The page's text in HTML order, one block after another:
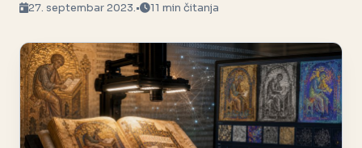
27. septembar 2023.• 11 min čitanja